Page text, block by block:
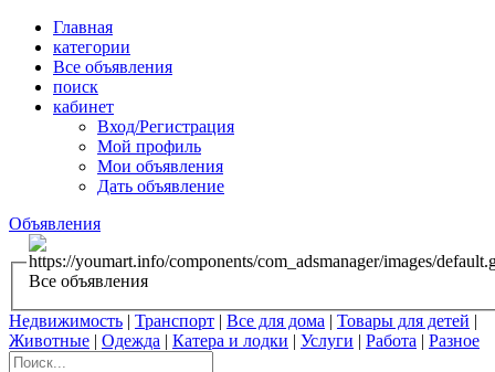
Главная
категории
Все объявления
поиск
кабинет
Вход/Регистрация
Мой профиль
Мои объявления
Дать объявление
Объявления
Все объявления
Недвижимость | Транспорт | Все для дома | Товары для детей |
Животные | Одежда | Катера и лодки | Услуги | Работа | Разное